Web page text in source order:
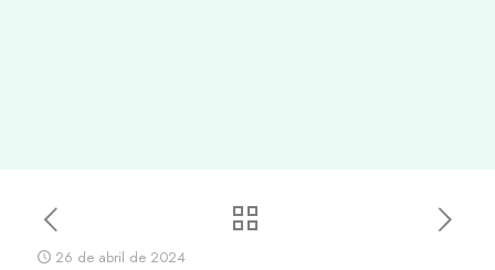
26 de abril de 2024